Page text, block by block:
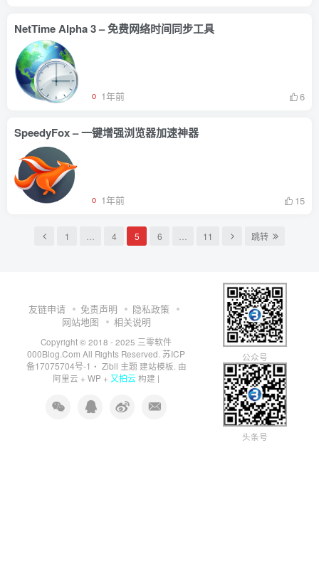
NetTime Alpha 3 – 免费网络时间同步工具
1年前 6
SpeedyFox – 一键增强浏览器加速神器
1年前 15
1 4 5 6 11 跳转
友链申请 免责声明
隐私政策
网站地图
相关说明
Copyright © 2018 - 2025 三零软件
000Blog.Com All Rights Reserved. 苏ICP
备17075704号-1 ・ Zibll 主题建站模板. 由
阿里云 + WP + 又拍云构建 |
公众号
头条号